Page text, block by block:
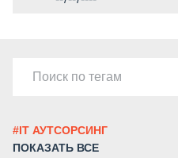
#IT АУТСОРСИНГ
ПОКАЗАТЬ ВСЕ